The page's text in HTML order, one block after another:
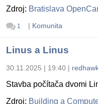
Zdroj: Bratislava
1 | Komunita
Linus a Linus
30.11.2025 | 19:40 |
Stavba počítača dvomi
Zdroj: Building a